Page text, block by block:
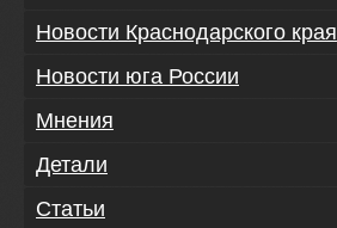
Новости Краснодарского края
Новости юга России
Мнения
Детали
Статьи